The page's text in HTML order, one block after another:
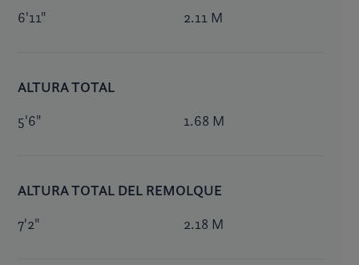
6'11" 2.11 M
ALTURA TOTAL
5'6" 1.68 M
ALTURA TOTAL DEL REMOLQUE
7'2" 2.18 M